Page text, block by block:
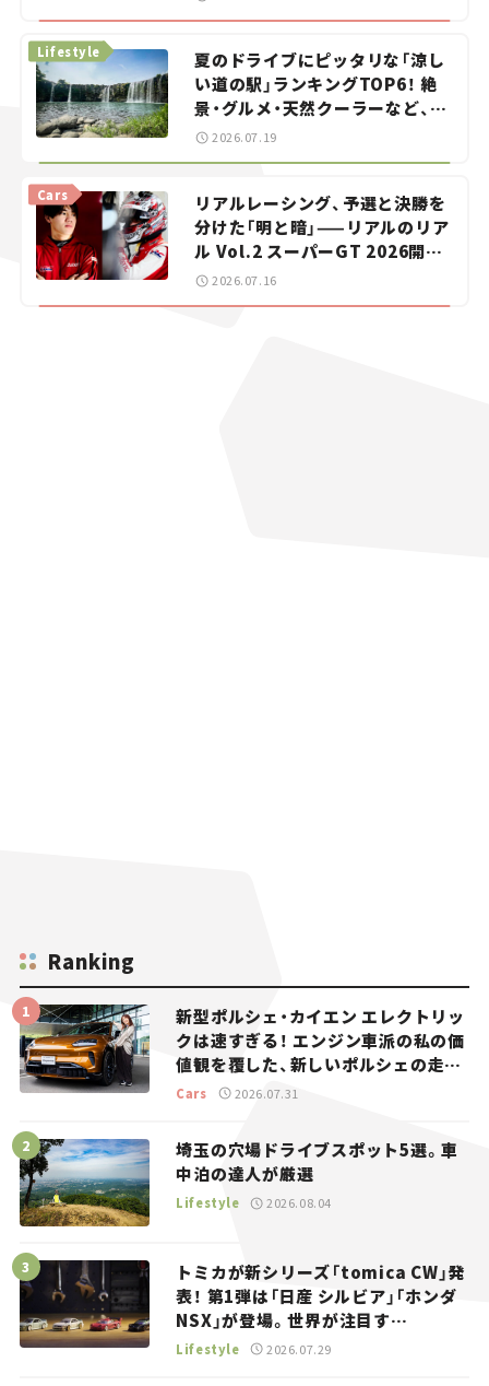
夏のドライブにピッタリな「涼し
い道の駅」ランキングTOP6！ 絶
景・グルメ・天然クーラーなど、避
暑におすすめのスポットを紹介
Lifestyle
2026.07.19
リアルレーシング、予選と決勝を
分けた「明と暗」——リアルのリア
ル Vol.2 スーパーGT 2026開幕
戦 岡山国際サーキット
Cars
2026.07.16
Ranking
新型ポルシェ・カイエン エレクトリッ
クは速すぎる！ エンジン車派の私の価
値観を覆した、新しいポルシェの走
り。
Cars 2026.07.31
埼玉の穴場ドライブスポット5選。車
中泊の達人が厳選
Lifestyle 2026.08.04
トミカが新シリーズ「tomica CW」発
表！ 第1弾は「日産 シルビア」「ホンダ
NSX」が登場。世界が注目す
る“JDM”に焦点【クルマとホビー】
Lifestyle 2026.07.29